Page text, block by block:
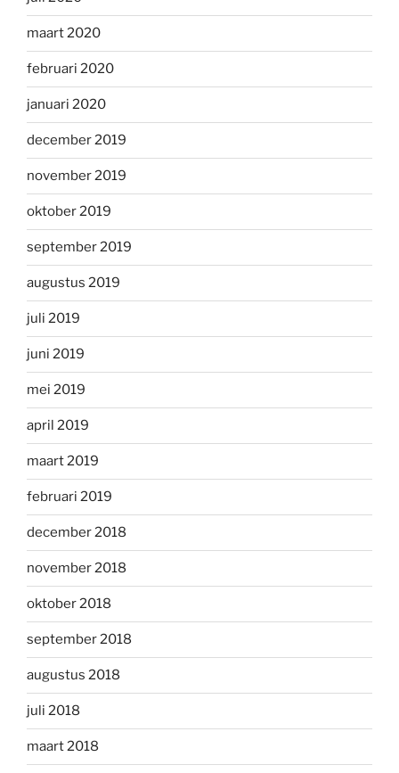
maart 2020
februari 2020
januari 2020
december 2019
november 2019
oktober 2019
september 2019
augustus 2019
juli 2019
juni 2019
mei 2019
april 2019
maart 2019
februari 2019
december 2018
november 2018
oktober 2018
september 2018
augustus 2018
juli 2018
maart 2018